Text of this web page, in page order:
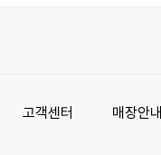
고객센터 매장안내